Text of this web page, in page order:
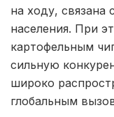
на ходу, связана
населения. При
картофельным
сильную
широко
глобальным